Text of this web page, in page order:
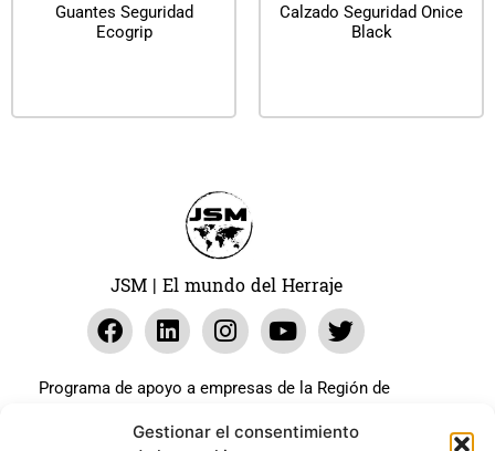
Gestionar el consentimiento
Guantes Seguridad
Ecogrip
Calzado Seguridad Onice
Black
JSM | El mundo del Herraje
Programa de apoyo a empresas de la Región de
económica de la pandemia Covid-19. La línea Covid-19